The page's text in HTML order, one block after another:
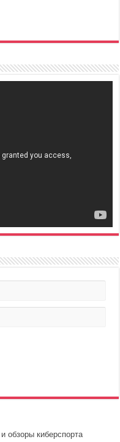
обзоры киберспорта